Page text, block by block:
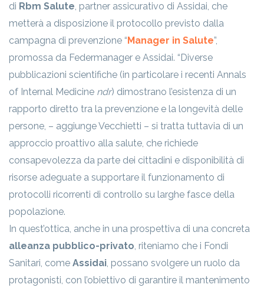
di Rbm Salute, partner assicurativo di Assidai, che
metterà a disposizione il protocollo previsto dalla
campagna di prevenzione “ Manager in Salute”,
promossa da Federmanager e Assidai. “Diverse
pubblicazioni scientifiche (in particolare i recenti Annals
of Internal Medicine ndr) dimostrano l’esistenza di un
rapporto diretto tra la prevenzione e la longevità delle
persone, – aggiunge Vecchietti – si tratta tuttavia di un
approccio proattivo alla salute, che richiede
consapevolezza da parte dei cittadini e disponibilità di
risorse adeguate a supportare il funzionamento di
protocolli ricorrenti di controllo su larghe fasce della
popolazione.
In quest’ottica, anche in una prospettiva di una concreta
alleanza pubblico-privato, riteniamo che i Fondi
Sanitari, come Assidai, possano svolgere un ruolo da
protagonisti, con l’obiettivo di garantire il mantenimento